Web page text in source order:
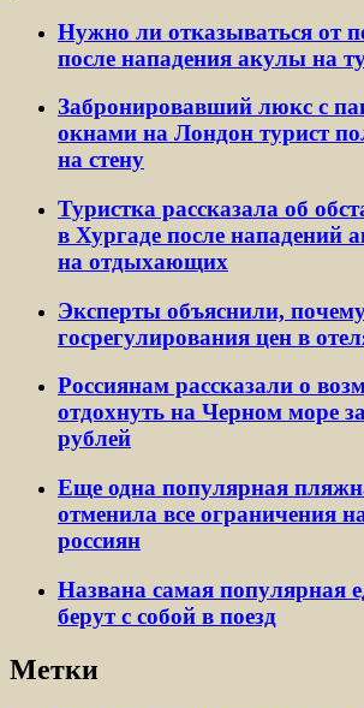
Нужно ли отказываться от
после нападения акулы на
Забронировавший люкс с
окнами на Лондон турист
на стену
Туристка рассказала об
в Хургаде после нападений
на отдыхающих
Эксперты объяснили,
госрегулирования цен в
Россиянам рассказали о
отдохнуть на Черном море
рублей
Еще одна популярная
отменила все ограничения
россиян
Названа самая популярная
берут с собой в поезд
Метки